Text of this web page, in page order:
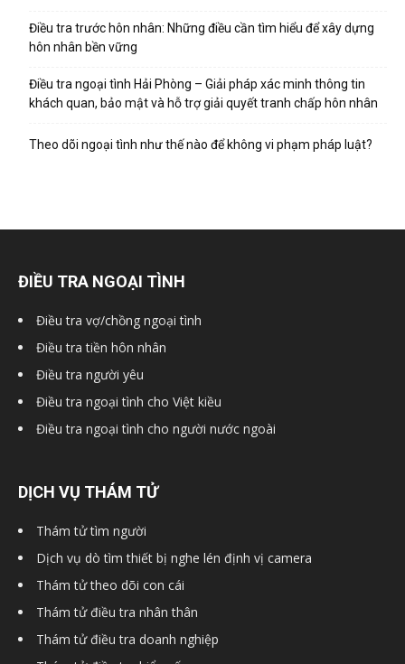
Điều tra trước hôn nhân: Những điều cần tìm hiểu để xây dựng
hôn nhân bền vững
Điều tra ngoại tình Hải Phòng – Giải pháp xác minh thông tin
khách quan, bảo mật và hỗ trợ giải quyết tranh chấp hôn nhân
Theo dõi ngoại tình như thế nào để không vi phạm pháp luật?
ĐIỀU TRA NGOẠI TÌNH
Điều tra vợ/chồng ngoại tình
Điều tra tiền hôn nhân
Điều tra người yêu
Điều tra ngoại tình cho Việt kiều
Điều tra ngoại tình cho người nước ngoài
DỊCH VỤ THÁM TỬ
Thám tử tìm người
Dịch vụ dò tìm thiết bị nghe lén định vị camera
Thám tử theo dõi con cái
Thám tử điều tra nhân thân
Thám tử điều tra doanh nghiệp